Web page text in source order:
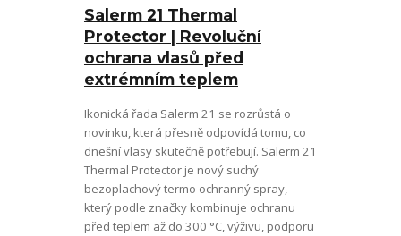
Salerm 21 Thermal
Protector | Revoluční
ochrana vlasů před
extrémním teplem
Ikonická řada Salerm 21 se rozrůstá o
novinku, která přesně odpovídá tomu, co
dnešní vlasy skutečně potřebují. Salerm 21
Thermal Protector je nový suchý
bezoplachový termo ochranný spray,
který podle značky kombinuje ochranu
před teplem až do 300 °C, výživu, podporu